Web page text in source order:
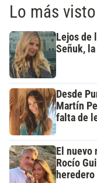
Lo más visto
Lejos de
Señuk,
Desde
Martín
falta de
El nuevo
Rocío